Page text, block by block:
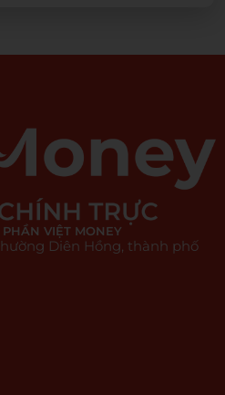
PHẦN VIỆT MONEY
Diên Hồng, thành phố